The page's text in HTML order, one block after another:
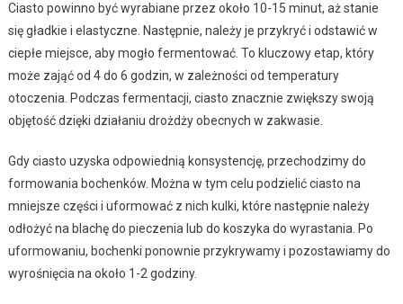
Ciasto powinno być wyrabiane przez około 10-15 minut, aż stanie
się gładkie i elastyczne. Następnie, należy je przykryć i odstawić w
ciepłe miejsce, aby mogło fermentować. To kluczowy etap, który
może zająć od 4 do 6 godzin, w zależności od temperatury
otoczenia. Podczas fermentacji, ciasto znacznie zwiększy swoją
objętość dzięki działaniu drożdży obecnych w zakwasie.
Gdy ciasto uzyska odpowiednią konsystencję, przechodzimy do
formowania bochenków. Można w tym celu podzielić ciasto na
mniejsze części i uformować z nich kulki, które następnie należy
odłożyć na blachę do pieczenia lub do koszyka do wyrastania. Po
uformowaniu, bochenki ponownie przykrywamy i pozostawiamy do
wyrośnięcia na około 1-2 godziny.